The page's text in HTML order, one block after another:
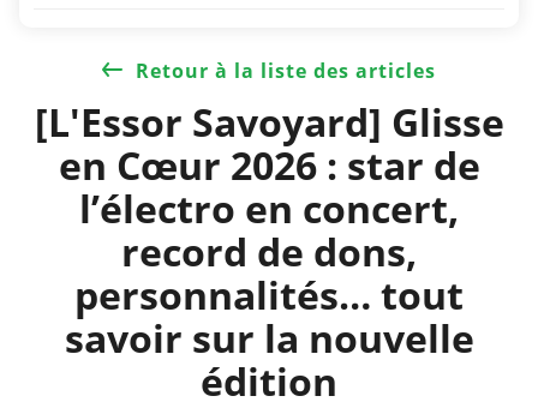
Retour à la liste des articles
[L'Essor Savoyard] Glisse
en Cœur 2026 : star de
l’électro en concert,
record de dons,
personnalités… tout
savoir sur la nouvelle
édition